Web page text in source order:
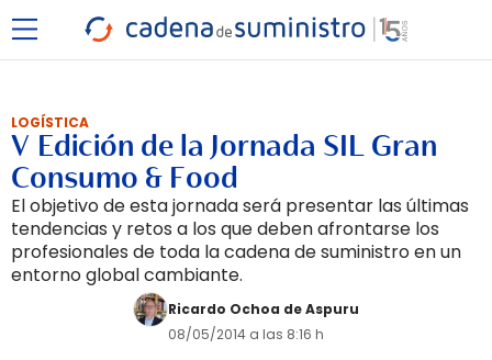
LOGÍSTICA
V Edición de la Jornada SIL Gran
Consumo & Food
El objetivo de esta jornada será presentar las últimas
tendencias y retos a los que deben afrontarse los
profesionales de toda la cadena de suministro en un
entorno global cambiante.
Ricardo Ochoa de Aspuru
08/05/2014 a las 8:16 h